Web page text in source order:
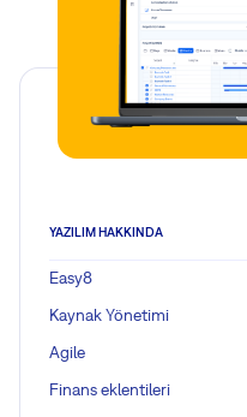
YAZILIM HAKKINDA
Easy8
Kaynak Yönetimi
Agile
Finans eklentileri